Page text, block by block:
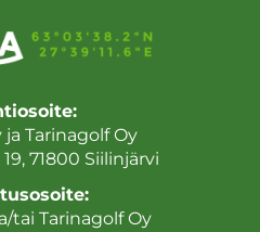
ja Tarinagolf Oy
71800 Siilinjärvi
tai Tarinagolf Oy